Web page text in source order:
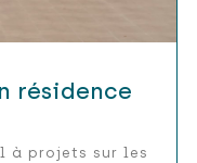
résidence
à projets sur les